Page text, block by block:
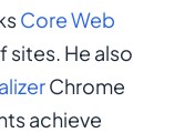
Core Web
He also
Chrome
achieve